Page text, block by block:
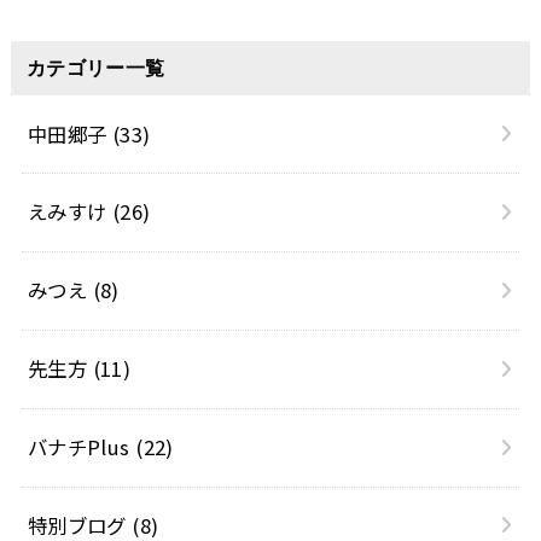
カテゴリー一覧
中田郷子 (33)
えみすけ (26)
みつえ (8)
先生方 (11)
バナチPlus (22)
特別ブログ (8)